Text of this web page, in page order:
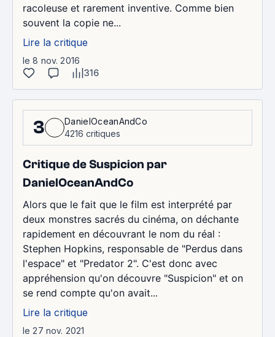
racoleuse et rarement inventive. Comme bien
souvent la copie ne...
Lire la critique
le 8 nov. 2016
316
3
DanielOceanAndCo
4216 critiques
Critique de Suspicion par
DanielOceanAndCo
Alors que le fait que le film est interprété par
deux monstres sacrés du cinéma, on déchante
rapidement en découvrant le nom du réal :
Stephen Hopkins, responsable de "Perdus dans
l'espace" et "Predator 2". C'est donc avec
appréhension qu'on découvre "Suspicion" et on
se rend compte qu'on avait...
Lire la critique
le 27 nov. 2021